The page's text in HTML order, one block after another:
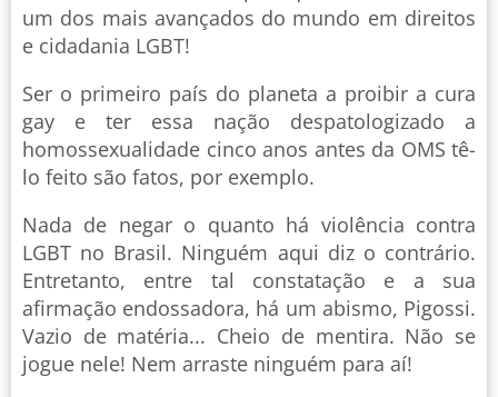
um dos mais avançados do mundo em direitos
e cidadania LGBT!
Ser o primeiro país do planeta a proibir a cura
gay e ter essa nação despatologizado a
homossexualidade cinco anos antes da OMS tê-
lo feito são fatos, por exemplo.
Nada de negar o quanto há violência contra
LGBT no Brasil. Ninguém aqui diz o contrário.
Entretanto, entre tal constatação e a sua
afirmação endossadora, há um abismo, Pigossi.
Vazio de matéria... Cheio de mentira. Não se
jogue nele! Nem arraste ninguém para aí!